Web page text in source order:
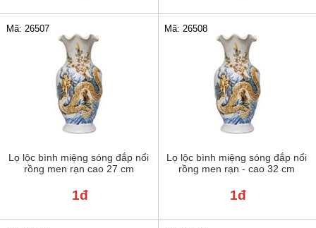
Lọ lộc bình miệng sóng đắp nổi
rồng men rạn cao 27 cm
Mã: 26507
1đ
Lọ lộc bình miệng sóng đắp nổi
rồng men rạn - cao 32 cm
Mã: 26508
1đ